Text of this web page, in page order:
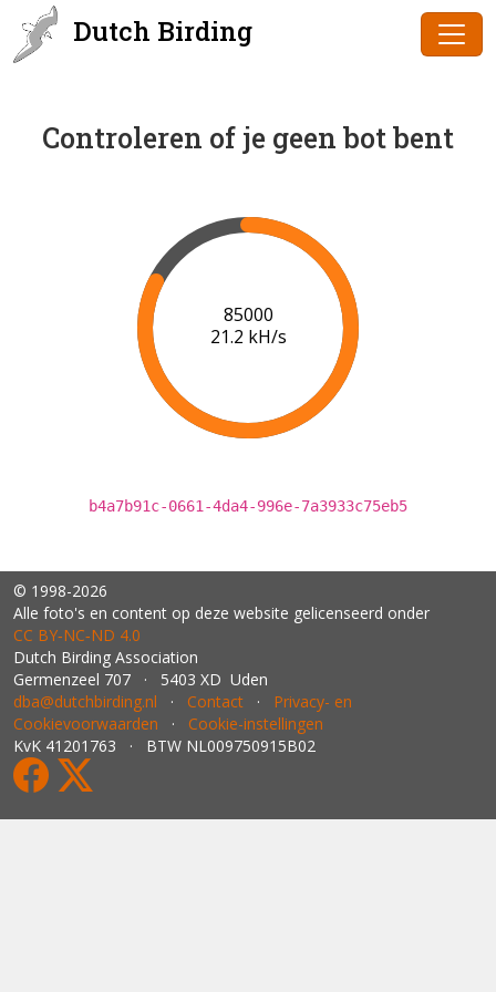
Dutch Birding
Controleren of je geen bot bent
86000
21.2 kH/s
b4a7b91c-0661-4da4-996e-7a3933c75eb5
© 1998-2026
Alle foto's en content op deze website gelicenseerd onder
CC BY‑NC‑ND 4.0
Dutch Birding Association
Germenzeel 707 · 5403 XD Uden
dba@dutchbirding.nl · Contact · Privacy- en
Cookievoorwaarden · Cookie-instellingen
KvK 41201763 · BTW NL009750915B02